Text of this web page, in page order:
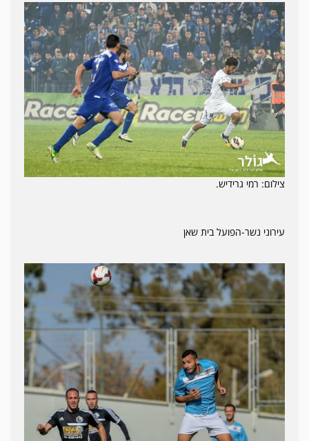
צילום: רמי גרידיש.
עירוני נשר-הפועל בית שאן